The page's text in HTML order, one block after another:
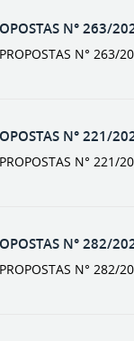
N° 263/
N° 263/
N° 221/
N° 221/
N° 282/
N° 282/